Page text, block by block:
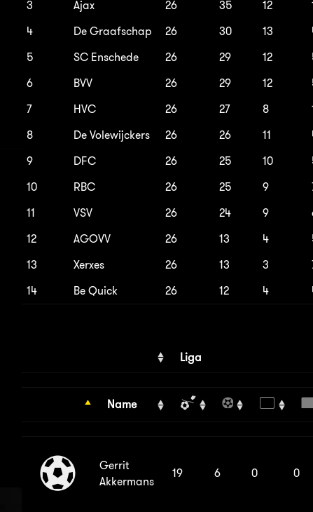
3
Ajax 26 35 12
4
De Graafschap 26 30 13
5
SC Enschede 26 29 12
6
BVV 26 29 12
7
HVC 26 27 8
8
De Volewijckers 26 26 11
9
DFC 26 25 10
10
RBC 26 25 9
11
VSV 26 24 9
12
AGOVV 26 13 4
13
Xerxes 26 13 3
14
Be Quick 26 12 4
Liga
Name
Gerrit
Akkermans
19 6 0 0